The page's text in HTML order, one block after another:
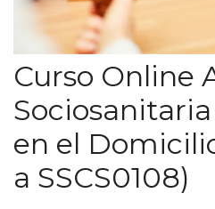
Curso Online
en el
a SSCS0108)